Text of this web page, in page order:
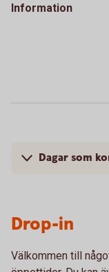
Information
Dagar som
Drop-in
Välkommen till